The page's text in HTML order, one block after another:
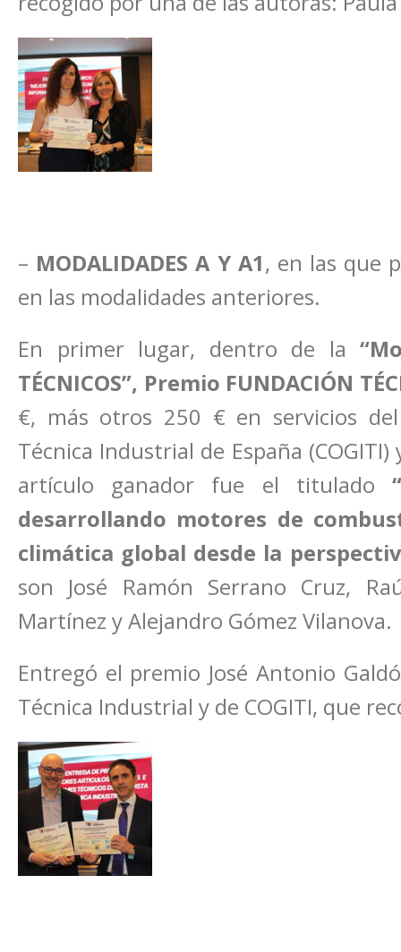
– MODALIDADES A Y A1, en las que
en las modalidades anteriores.
En primer lugar, dentro de la
TÉCNICOS”, Premio FUNDACIÓN
€, más otros 250 € en servicios
Técnica Industrial de España
artículo ganador fue el titulado
desarrollando motores de
climática global desde la
son José Ramón Serrano Cruz,
Martínez y Alejandro Gómez Vilanova.
Entregó el premio José Antonio
Técnica Industrial y de COGITI, que